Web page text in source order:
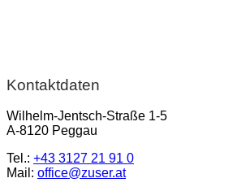
Kontaktdaten
Wilhelm-Jentsch-Straße 1-5
A-8120 Peggau
Tel.: +43 3127 21 91 0
Mail: office@zuser.at